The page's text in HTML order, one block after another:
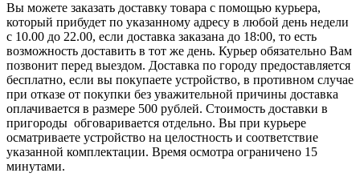
Вы можете заказать доставку товара с помощью курьера,
который прибудет по указанному адресу в любой день недели
с 10.00 до 22.00, если доставка заказана до 18:00, то есть
возможность доставить в тот же день. Курьер обязательно Вам
позвонит перед выездом. Доставка по городу предоставляется
бесплатно, если вы покупаете устройство, в противном случае
при отказе от покупки без уважительной причины доставка
оплачивается в размере 500 рублей. Стоимость доставки в
пригороды обговаривается отдельно. Вы при курьере
осматриваете устройство на целостность и соответствие
указанной комплектации. Время осмотра ограничено 15
минутами.